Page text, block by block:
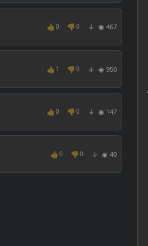
👍 0 👎 0 ↓ ◉ 467
👍 1 👎 0 ↓ ◉ 950
👍 0 👎 0 ↓ ◉ 147
👍 0 👎 0 ↓ ◉ 40